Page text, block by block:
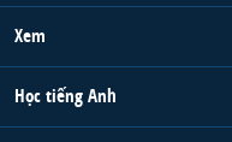
Xem
Học tiếng Anh